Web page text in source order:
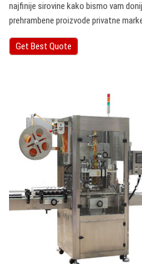
najfinije sirovine kako bismo vam
prehrambene proizvode privatne
Get Best Quote